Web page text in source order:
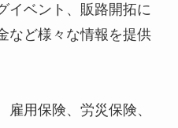
イベント、販路開拓に
など様々な情報を提供
用保険、労災保険、